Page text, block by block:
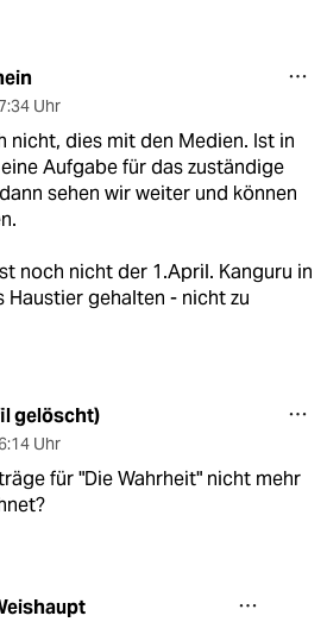
Uhr
nicht, dies mit den Medien. Ist in
Aufgabe für das zuständige
sehen wir weiter und können
noch nicht der 1.April. Kanguru in
Haustier gehalten - nicht zu
gelöscht)
Uhr
für "Die Wahrheit" nicht mehr